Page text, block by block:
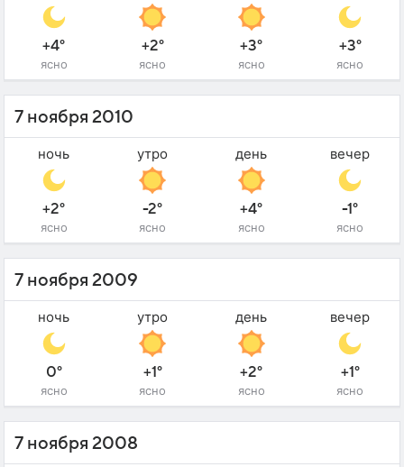
+4°
ясно
+2°
ясно
+3°
ясно
+3°
ясно
7 ноября 2010
ночь
+2°
ясно
утро
-2°
ясно
день
+4°
ясно
вечер
-1°
ясно
7 ноября 2009
ночь
0°
ясно
утро
+1°
ясно
день
+2°
ясно
вечер
+1°
ясно
7 ноября 2008